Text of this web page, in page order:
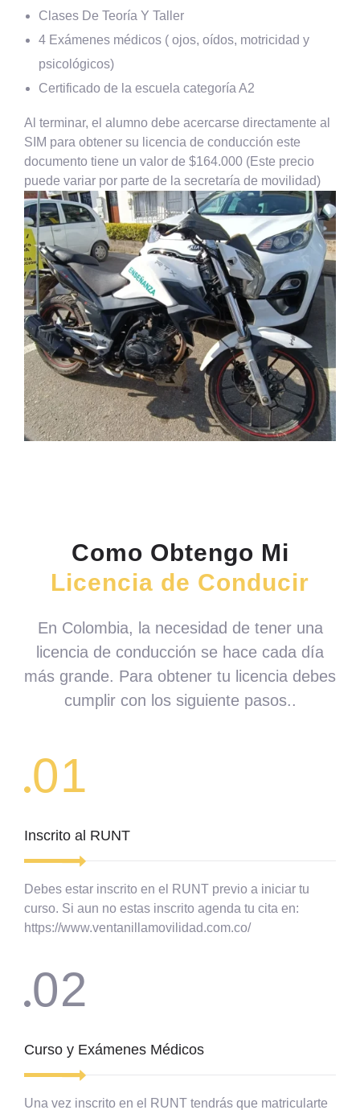
Clases De Teoría Y Taller
4 Exámenes médicos ( ojos, oídos, motricidad y
psicológicos)
Certificado de la escuela categoría A2
Al terminar, el alumno debe acercarse directamente al
SIM para obtener su licencia de conducción este
documento tiene un valor de $164.000 (Este precio
puede variar por parte de la secretaría de movilidad)
Como Obtengo Mi
Licencia de Conducir
En Colombia, la necesidad de tener una
licencia de conducción se hace cada día
más grande. Para obtener tu licencia debes
cumplir con los siguiente pasos..
01
Inscrito al RUNT
Debes estar inscrito en el RUNT previo a iniciar tu
curso. Si aun no estas inscrito agenda tu cita en:
https://www.ventanillamovilidad.com.co/
02
Curso y Exámenes Médicos
Una vez inscrito en el RUNT tendrás que matricularte